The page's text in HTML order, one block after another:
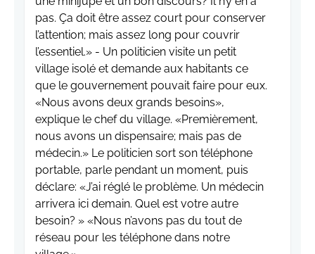
pas. Ça doit être assez court pour conserver
l’attention; mais assez long pour couvrir
l’essentiel.» - Un politicien visite un petit
village isolé et demande aux habitants ce
que le gouvernement pouvait faire pour eux.
«Nous avons deux grands besoins»,
explique le chef du village. «Premièrement,
nous avons un dispensaire; mais pas de
médecin.» Le politicien sort son téléphone
portable, parle pendant un moment, puis
déclare: «J’ai réglé le problème. Un médecin
arrivera ici demain. Quel est votre autre
besoin? » «Nous n’avons pas du tout de
réseau pour les téléphone dans notre